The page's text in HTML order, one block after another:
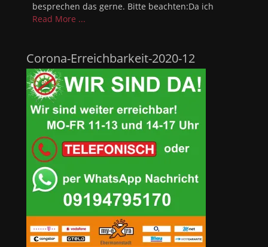
besprechen das gerne. Bitte beachten:Da ich
Read More ...
Corona-Erreichbarkeit-2020-12